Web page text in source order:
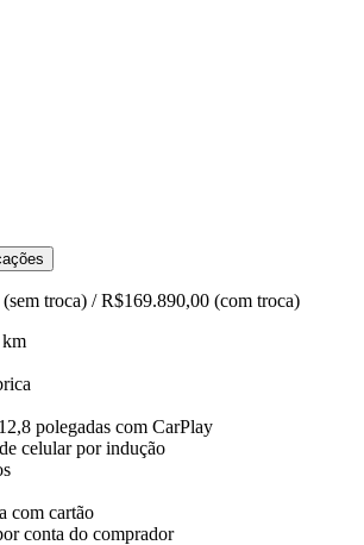
troca) / R$169.890,00 (com troca)
polegadas com CarPlay
celular por indução
com cartão
conta do comprador